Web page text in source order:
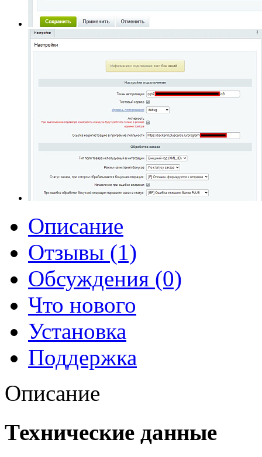
Описание
Отзывы (1)
Обсуждения (0)
Что нового
Установка
Поддержка
Описание
Технические данные